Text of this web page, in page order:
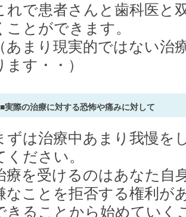
れで患者さんと歯科医と
ことができます。
（あまり現実的ではない
ます・・）
■実際の治療に対する恐怖や痛みに対して
ずは治療中あまり我慢を
ください。
療を受けるのはあなた自
なことを拒否する権利が
きることから始めていく